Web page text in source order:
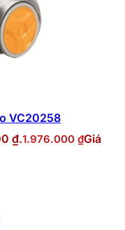
VC20258
₫.1.976.000 ₫Giá